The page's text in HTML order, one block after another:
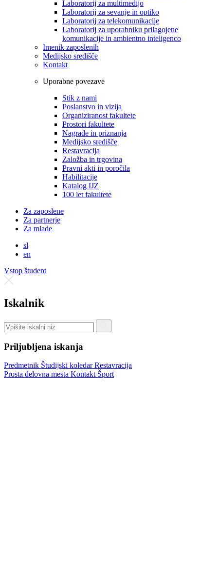
Laboratorij za multimedijo
Laboratorij za sevanje in optiko
Laboratorij za telekomunikacije
Laboratorij za uporabniku prilagojene
komunikacije in ambientno inteligenco
Imenik zaposlenih
Medijsko središče
Kontakt
Uporabne povezave
Stik z nami
Poslanstvo in vizija
Organiziranost fakultete
Prostori fakultete
Nagrade in priznanja
Medijsko središče
Restavracija
Založba in trgovina
Pravni akti in poročila
Habilitacije
Katalog IJZ
100 let fakultete
Za zaposlene
Za partnerje
Za mlade
sl
en
Vstop študent
Iskalnik
Priljubljena iskanja
Predmetnik Študijski koledarRestavracija
Prosta delovna mesta Kontakt Šport